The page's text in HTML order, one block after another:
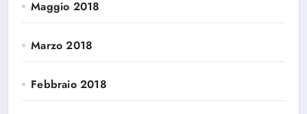
Maggio 2018
Marzo 2018
Febbraio 2018